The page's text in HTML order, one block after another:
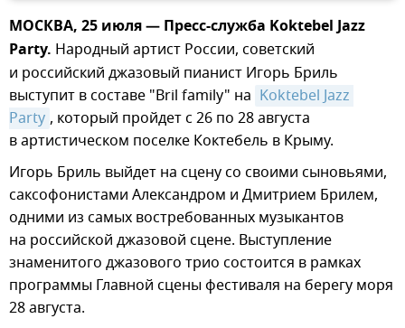
МОСКВА, 25 июля — Пресс-служба Koktebel Jazz
Party. Народный артист России, советский
и российский джазовый пианист Игорь Бриль
выступит в составе "Bril family" на Koktebel Jazz
Party , который пройдет с 26 по 28 августа
в артистическом поселке Коктебель в Крыму.
Игорь Бриль выйдет на сцену со своими сыновьями,
саксофонистами Александром и Дмитрием Брилем,
одними из самых востребованных музыкантов
на российской джазовой сцене. Выступление
знаменитого джазового трио состоится в рамках
программы Главной сцены фестиваля на берегу моря
28 августа.